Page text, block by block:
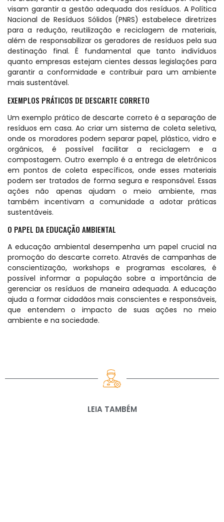
visam garantir a gestão adequada dos resíduos. A Política
Nacional de Resíduos Sólidos (PNRS) estabelece diretrizes
para a redução, reutilização e reciclagem de materiais,
além de responsabilizar os geradores de resíduos pela sua
destinação final. É fundamental que tanto indivíduos
quanto empresas estejam cientes dessas legislações para
garantir a conformidade e contribuir para um ambiente
mais sustentável.
EXEMPLOS PRÁTICOS DE DESCARTE CORRETO
Um exemplo prático de descarte correto é a separação de
resíduos em casa. Ao criar um sistema de coleta seletiva,
onde os moradores podem separar papel, plástico, vidro e
orgânicos, é possível facilitar a reciclagem e a
compostagem. Outro exemplo é a entrega de eletrônicos
em pontos de coleta específicos, onde esses materiais
podem ser tratados de forma segura e responsável. Essas
ações não apenas ajudam o meio ambiente, mas
também incentivam a comunidade a adotar práticas
sustentáveis.
O PAPEL DA EDUCAÇÃO AMBIENTAL
A educação ambiental desempenha um papel crucial na
promoção do descarte correto. Através de campanhas de
conscientização, workshops e programas escolares, é
possível informar a população sobre a importância de
gerenciar os resíduos de maneira adequada. A educação
ajuda a formar cidadãos mais conscientes e responsáveis,
que entendem o impacto de suas ações no meio
ambiente e na sociedade.
LEIA TAMBÉM